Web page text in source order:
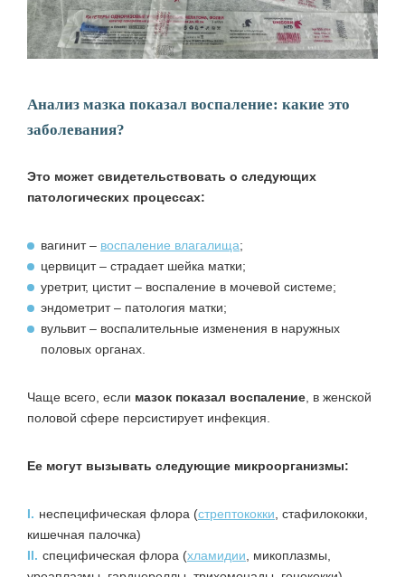
Анализ мазка показал воспаление: какие это
заболевания?
Это может свидетельствовать о следующих
патологических процессах:
вагинит – воспаление влагалища;
цервицит – страдает шейка матки;
уретрит, цистит – воспаление в мочевой системе;
эндометрит – патология матки;
вульвит – воспалительные изменения в наружных
половых органах.
Чаще всего, если мазок показал воспаление , в женской
половой сфере персистирует инфекция.
Ее могут вызывать следующие микроорганизмы:
I. неспецифическая флора (стрептококки , стафилококки,
кишечная палочка)
II. специфическая флора (хламидии , микоплазмы,